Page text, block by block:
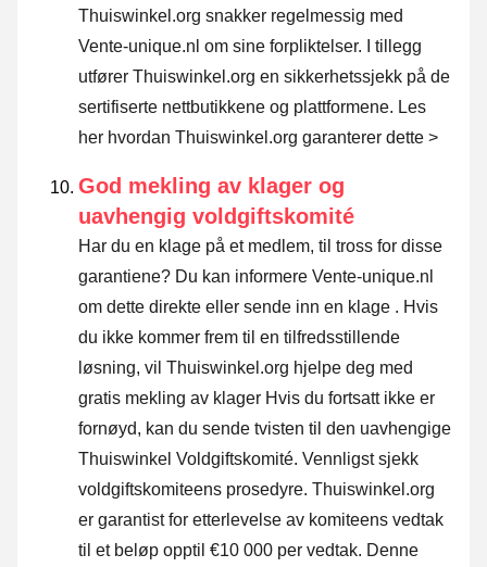
Thuiswinkel.org snakker regelmessig med
Vente-unique.nl om sine forpliktelser. I tillegg
utfører Thuiswinkel.org en sikkerhetssjekk på de
sertifiserte nettbutikkene og plattformene. Les
her hvordan Thuiswinkel.org garanterer dette >
God mekling av klager og
uavhengig voldgiftskomité
Har du en klage på et medlem, til tross for disse
garantiene? Du kan informere Vente-unique.nl
om dette direkte eller sende inn en klage . Hvis
du ikke kommer frem til en tilfredsstillende
løsning, vil Thuiswinkel.org hjelpe deg med
gratis mekling av klager Hvis du fortsatt ikke er
fornøyd, kan du sende tvisten til den uavhengige
Thuiswinkel Voldgiftskomité. Vennligst sjekk
voldgiftskomiteens prosedyre. Thuiswinkel.org
er garantist for etterlevelse av komiteens vedtak
til et beløp opptil €10 000 per vedtak. Denne